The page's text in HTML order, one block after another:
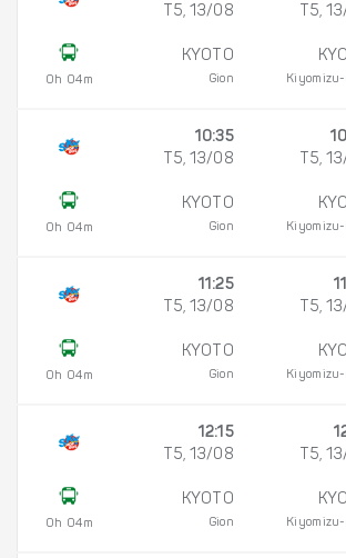
0h 04m
T5, 13/08
KYOTO
Gion
T5,
Kiyomizu-
0h 04m
10:35
T5, 13/08
KYOTO
Gion
T5,
Kiyomizu-
0h 04m
11:25
T5, 13/08
KYOTO
Gion
T5,
Kiyomizu-
0h 04m
12:15
T5, 13/08
KYOTO
Gion
T5,
Kiyomizu-